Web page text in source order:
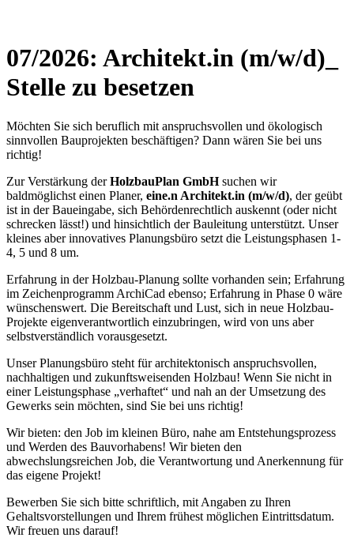
07/2026: Architekt.in (m/w/d)_
Stelle zu besetzen
Möchten Sie sich beruflich mit anspruchsvollen und ökologisch
sinnvollen Bauprojekten beschäftigen? Dann wären Sie bei uns
richtig!
Zur Verstärkung derHolzbauPlan GmbHsuchen wir
baldmöglichst einen Planer, eine.n Architekt.in (m/w/d), der geübt
ist in der Baueingabe, sich Behördenrechtlich auskennt (oder nicht
schrecken lässt!) und hinsichtlich der Bauleitung unterstützt. Unser
kleines aber innovatives Planungsbüro setzt die Leistungsphasen 1-
4, 5 und 8 um.
Erfahrung in der Holzbau-Planung sollte vorhanden sein; Erfahrung
im Zeichenprogramm ArchiCad ebenso; Erfahrung in Phase 0 wäre
wünschenswert. Die Bereitschaft und Lust, sich in neue Holzbau-
Projekte eigenverantwortlich einzubringen, wird von uns aber
selbstverständlich vorausgesetzt.
Unser Planungsbüro steht für architektonisch anspruchsvollen,
nachhaltigen und zukunftsweisenden Holzbau! Wenn Sie nicht in
einer Leistungsphase „verhaftet“ und nah an der Umsetzung des
Gewerks sein möchten, sind Sie bei uns richtig!
Wir bieten: den Job im kleinen Büro, nahe am Entstehungsprozess
und Werden des Bauvorhabens! Wir bieten den
abwechslungsreichen Job, die Verantwortung und Anerkennung für
das eigene Projekt!
Bewerben Sie sich bitte schriftlich, mit Angaben zu Ihren
Gehaltsvorstellungen und Ihrem frühest möglichen Eintrittsdatum.
Wir freuen uns darauf!